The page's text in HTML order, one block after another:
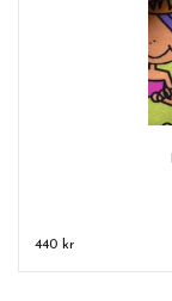
440 kr